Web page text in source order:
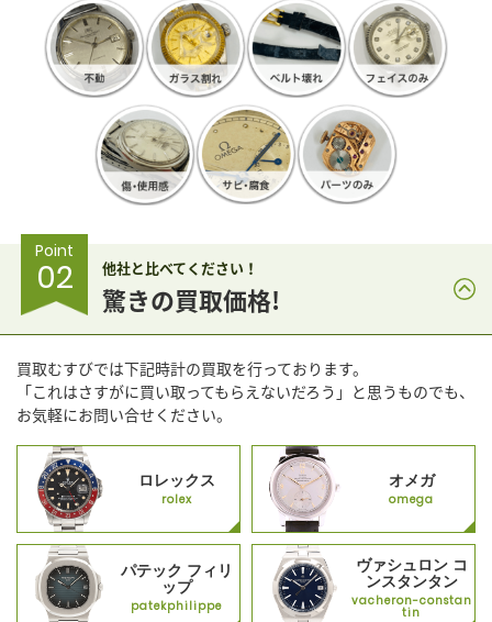
Point
02 他社と比べてください！
驚きの買取価格!
買取むすびでは下記時計の買取を行っております。
「これはさすがに買い取ってもらえないだろう」と思うものでも、
お気軽にお問い合せください。
ロレックス
rolex
オメガ
omega
パテック フィリ
ップ
patekphilippe
ヴァシュロン コ
ンスタンタン
vacheron-constan
tin